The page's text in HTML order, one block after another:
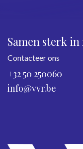
Samen sterk
Contacteer ons
+32 50 250060
info@vvr.be